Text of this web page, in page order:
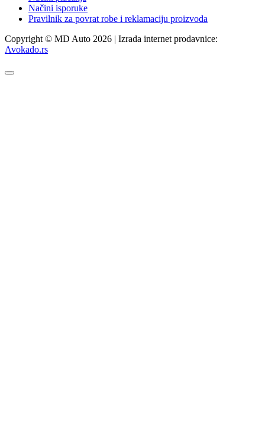
Načini isporuke
Pravilnik za povrat robe i reklamaciju proizvoda
Copyright © MD Auto 2026 | Izrada internet prodavnice:
Avokado.rs